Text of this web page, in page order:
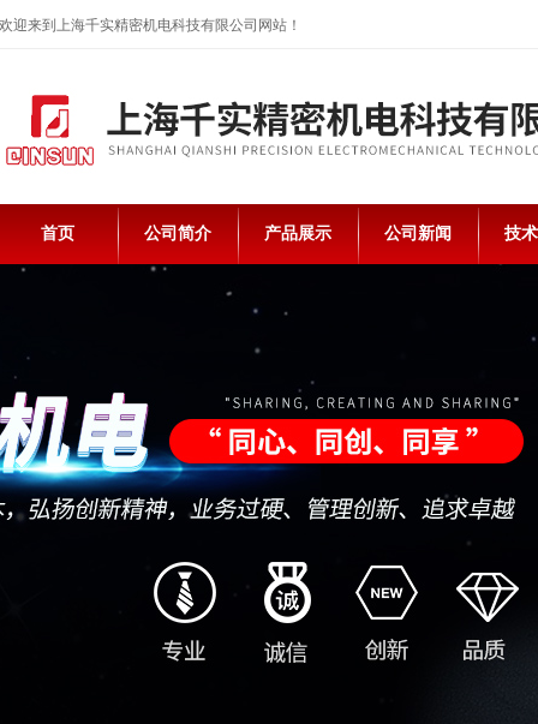
欢迎来到上海千实精密机电科技有限公司网站！
首页 公司简介 产品展示 公司新闻 技